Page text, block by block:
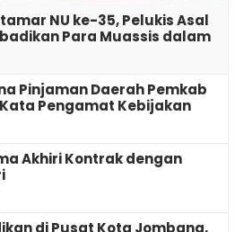
NU ke-35, Pelukis Asal
Para Muassis dalam
Pinjaman Daerah Pemkab
Pengamat Kebijakan
Akhiri Kontrak dengan
di Pusat Kota Jombang,